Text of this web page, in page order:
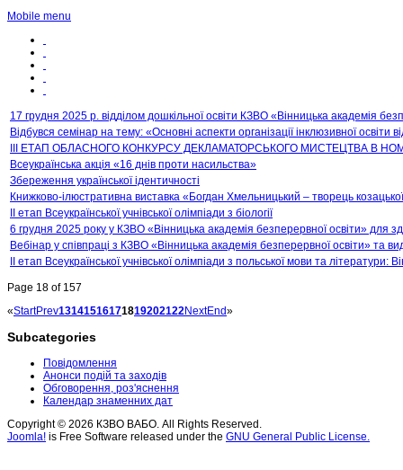
Mobile menu
17 грудня 2025 р. відділом дошкільної освіти КЗВО «Вінницька академія
Відбувся семінар на тему: «Основні аспекти організації інклюзивної освіти
ІІІ ЕТАП ОБЛАСНОГО КОНКУРСУ ДЕКЛАМАТОРСЬКОГО МИСТЕЦТВА В
Всеукраїнська акція «16 днів проти насильства»
Збереження української ідентичності
Книжково-ілюстративна виставка «Богдан Хмельницький – творець
ІІ етап Всеукраїнської учнівської олімпіади з біології
6 грудня 2025 року у КЗВО «Вінницька академія безперервної освіти» для
Вебінар у співпраці з КЗВО «Вінницька академія безперервної освіти» та
ІІ етап Всеукраїнської учнівської олімпіади з польської мови та літератури:
Page 18 of 157
«StartPrev13141516171819202122NextEnd»
Subcategories
Повідомлення
Анонси подій та заходів
Обговорення, роз'яснення
Календар знаменних дат
Copyright © 2026 КЗВО ВАБО. All Rights Reserved.
Joomla! is Free Software released under the GNU General Public License.